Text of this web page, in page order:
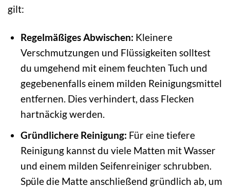
gilt:
Regelmäßiges Abwischen: Kleinere
Verschmutzungen und Flüssigkeiten solltest
du umgehend mit einem feuchten Tuch und
gegebenenfalls einem milden Reinigungsmittel
entfernen. Dies verhindert, dass Flecken
hartnäckig werden.
Gründlichere Reinigung: Für eine tiefere
Reinigung kannst du viele Matten mit Wasser
und einem milden Seifenreiniger schrubben.
Spüle die Matte anschließend gründlich ab, um